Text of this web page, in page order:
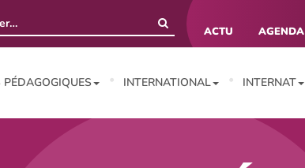
:
AGENDA
ACTU
PÉDAGOGIQUES INTERNATIONAL INTERNAT